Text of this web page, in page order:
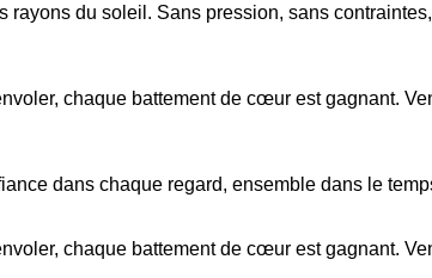
du soleil. Sans pression, sans
chaque battement de cœur est gagnant.
dans chaque regard, ensemble dans le
chaque battement de cœur est gagnant.